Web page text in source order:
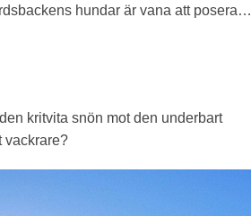
hundar är vana att posera…
kritvita snön mot den underbart
vackrare?